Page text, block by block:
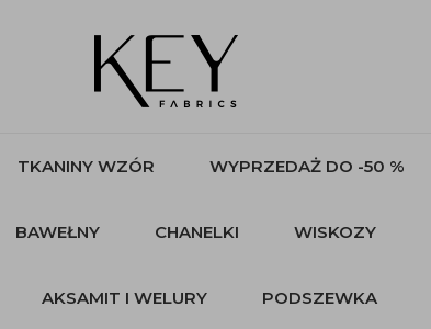
TKANINY WZÓR WYPRZEDAŻ DO -50 %
BAWEŁNY CHANELKI WISKOZY
AKSAMIT I WELURY PODSZEWKA